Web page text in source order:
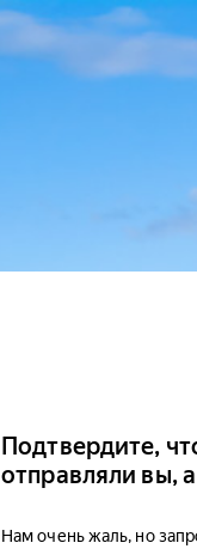
Подтвердите,
отправляли вы,
Нам очень жаль, но